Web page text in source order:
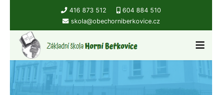
416 873 512
604 884 510
skola@obechorniberkovice.cz